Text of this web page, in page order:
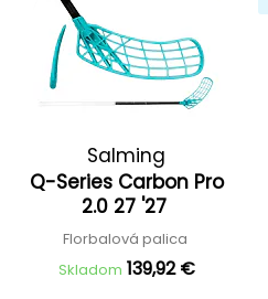
Salming
Q-Series Carbon Pro
2.0 27 '27
Florbalová palica
Skladom 139,92 €